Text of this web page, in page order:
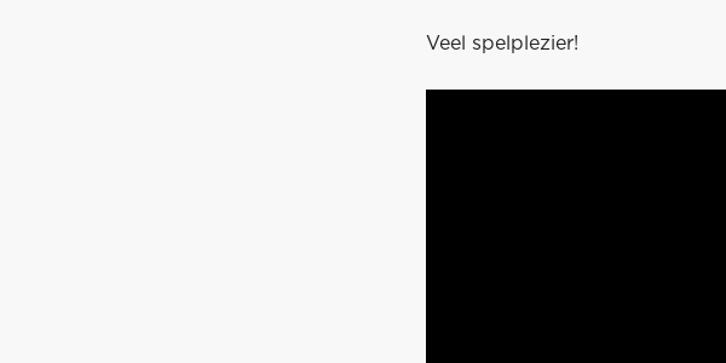
Veel spelplezier!